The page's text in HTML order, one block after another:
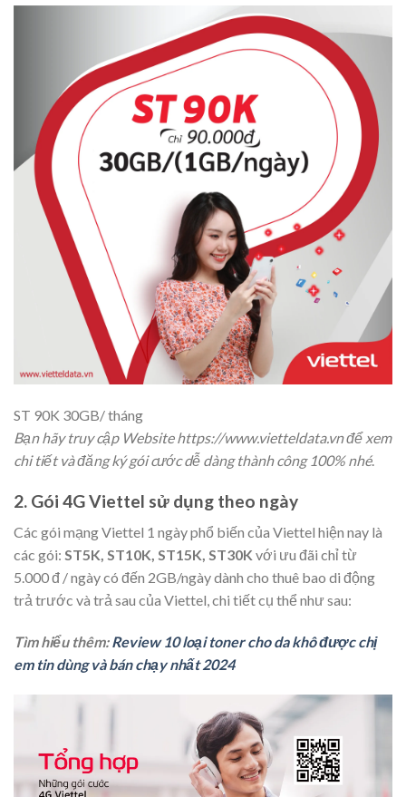
ST 90K 30GB/ tháng
Bạn hãy truy cập Website https://www.vietteldata.vn để xem
chi tiết và đăng ký gói cước dễ dàng thành công 100% nhé.
2. Gói 4G Viettel sử dụng theo ngày
Các gói mạng Viettel 1 ngày phổ biến của Viettel hiện nay là
các gói: ST5K, ST10K, ST15K, ST30K với ưu đãi chỉ từ
5.000 đ / ngày có đến 2GB/ngày dành cho thuê bao di động
trả trước và trả sau của Viettel, chi tiết cụ thể như sau:
Tìm hiểu thêm:Review 10 loại toner cho da khô được chị
em tin dùng và bán chạy nhất 2024